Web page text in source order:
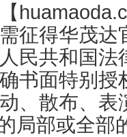
征得华茂
民共和国
书面特别
、散布、
局部或全